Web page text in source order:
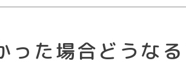
た場合どうなる